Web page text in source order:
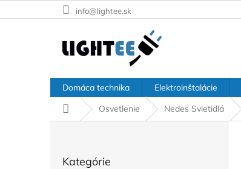
na
info@lightee.sk
Domáca technika Elektroinštalácie
DomovOsvetlenie Nedes Svietidlá
kategórie
Kategórie